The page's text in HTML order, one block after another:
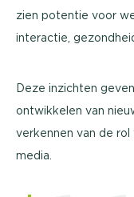
zien potentie voor
interactie,
Deze inzichten
ontwikkelen van
verkennen van de
media.